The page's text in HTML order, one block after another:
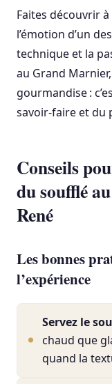
Faites découvrir
l’émotion d’un
technique et la
au Grand
gourmandise :
savoir-faire et du
Conseils
du soufflé
René
Les bonnes
l’expérience
Servez le
chaud que
quand la